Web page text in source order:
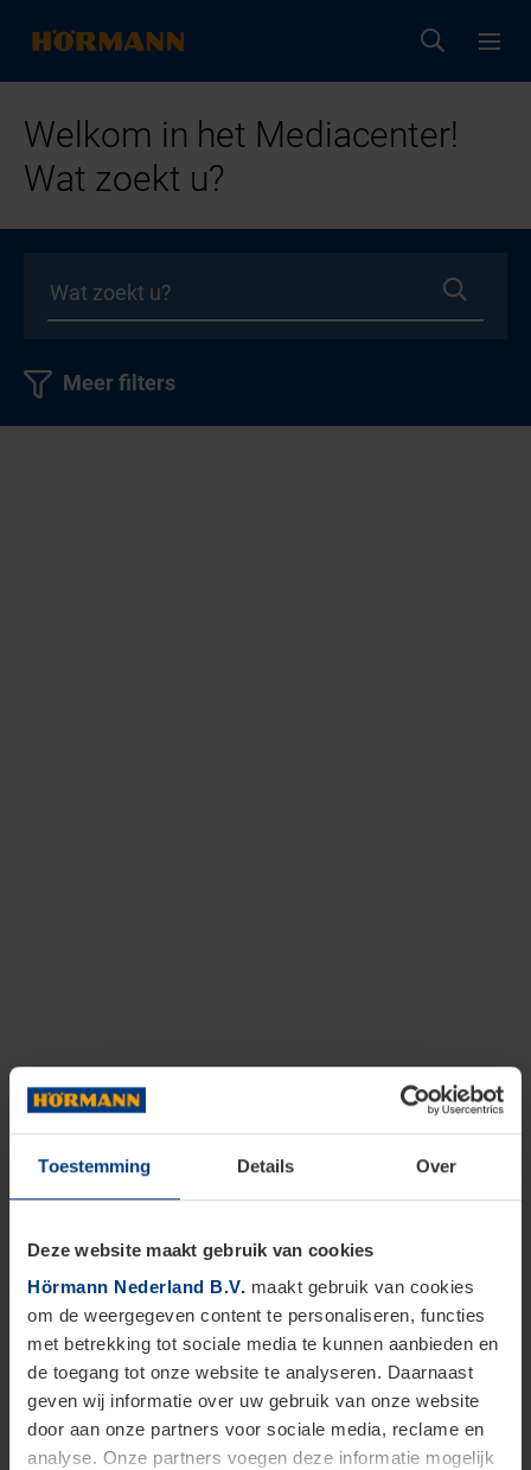
Toestemming Details Over
Deze website maakt gebruik van cookies
Hörmann Nederland B.V. maakt gebruik van cookies
om de weergegeven content te personaliseren, functies
met betrekking tot sociale media te kunnen aanbieden en
de toegang tot onze website te analyseren. Daarnaast
geven wij informatie over uw gebruik van onze website
door aan onze partners voor sociale media, reclame en
analyse. Onze partners voegen deze informatie mogelijk
Welkom in het Mediacenter!
Wat zoekt u?
Meer filters